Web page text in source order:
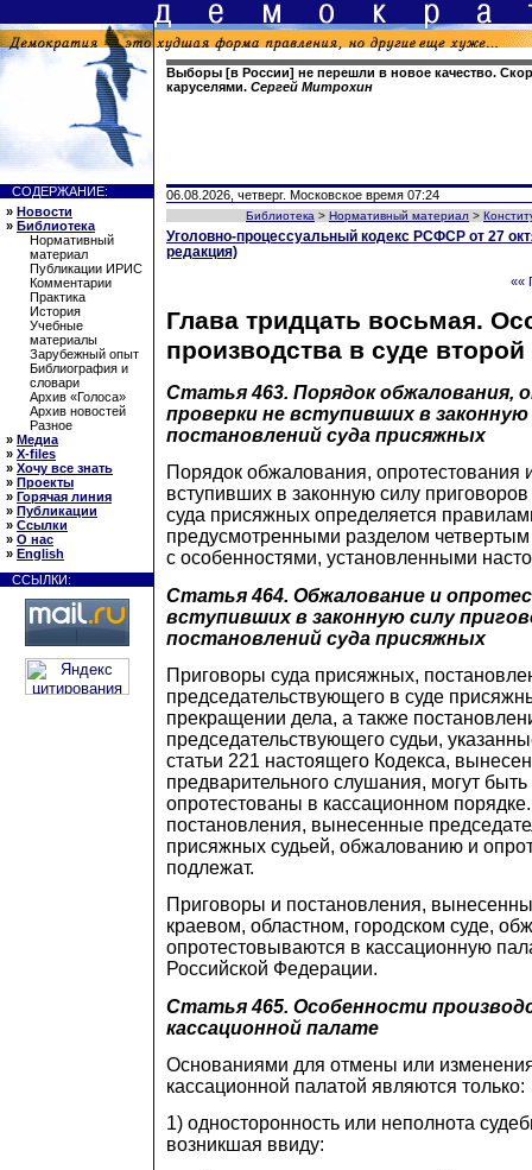
Выборы [в России] не перешли в новое качество.
каруселями. Сергей Митрохин
СОДЕРЖАНИЕ:
» Новости
» Библиотека
Нормативный
материал
Публикации ИРИС
Комментарии
Практика
История
Учебные
материалы
Зарубежный опыт
Библиография и
словари
Архив «Голоса»
Архив новостей
Разное
» Медиа
» X-files
» Хочу все знать
» Проекты
» Горячая линия
» Публикации
» Ссылки
» О нас
» English
ССЫЛКИ:
06.08.2026, четверг. Московское время 07:24
Библиотека > Нормативный материал >
Уголовно-процессуальный кодекс РСФСР от 27
редакция)
««
Глава тридцать восьмая.
производства в суде
Статья 463. Порядок обжалования,
проверки не вступивших в
постановлений суда присяжных
Порядок обжалования, опротестования
вступивших в законную силу
суда присяжных определяется
предусмотренными разделом
с особенностями, установленными
Статья 464. Обжалование и
вступивших в законную силу
постановлений суда присяжных
Приговоры суда присяжных,
председательствующего в суде
прекращении дела, а также
председательствующего судьи,
статьи 221 настоящего Кодекса,
предварительного слушания, могут
опротестованы в кассационном
постановления, вынесенные
присяжных судьей, обжалованию и
подлежат.
Приговоры и постановления,
краевом, областном, городском суде,
опротестовываются в кассационную
Российской Федерации.
Статья 465. Особенности
кассационной палате
Основаниями для отмены или
кассационной палатой являются только:
1) односторонность или неполнота
возникшая ввиду: